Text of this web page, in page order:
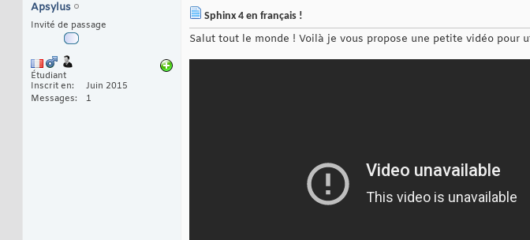
Apsylus
Invité de passage
Étudiant
Inscrit en
Juin 2015
Messages
1
Sphinx 4 en français !
Salut tout le monde ! Voilà je vous propose une petite vidéo pour